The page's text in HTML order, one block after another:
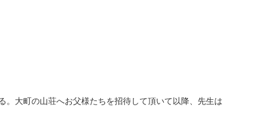
大町の山荘へお父様たちを招待して頂いて以降、先生は